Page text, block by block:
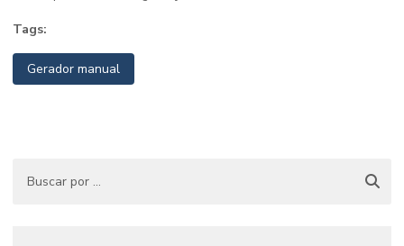
Tags:
Gerador manual